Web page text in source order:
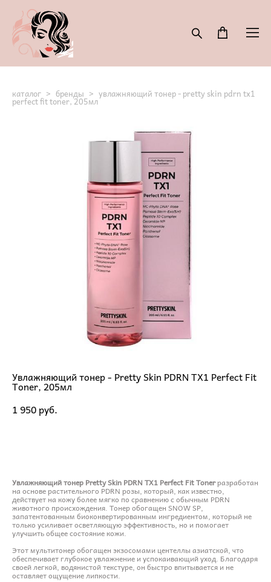
каталог > бренды > увлажняющий тонер - pretty skin pdrn tx1
perfect fit toner, 205мл
Увлажняющий тонер - Pretty Skin PDRN TX1 Perfect Fit
Toner, 205мл
1 950 pуб.
Увлажняющий тонер Pretty Skin PDRN TX1 Perfect Fit Tonerразработан
на основе растительного PDRN розы, который, как известно,
действует на кожу более мягко по сравнению с обычным PDRN
животного происхождения. Тонер обогащен SNOW SP,
запатентованным биоконвертированным ингредиентом, который не
только усиливает осветляющую эффективность, но и помогает
улучшить общее состояние кожи.
Этот мультитонер обогащен экзосомами центеллы азиатской, что
обеспечивает глубокое увлажнение и успокаивающий уход. Благодаря
своей легкой, водянистой текстуре, он быстро впитывается и не
оставляет ощущение липкости.